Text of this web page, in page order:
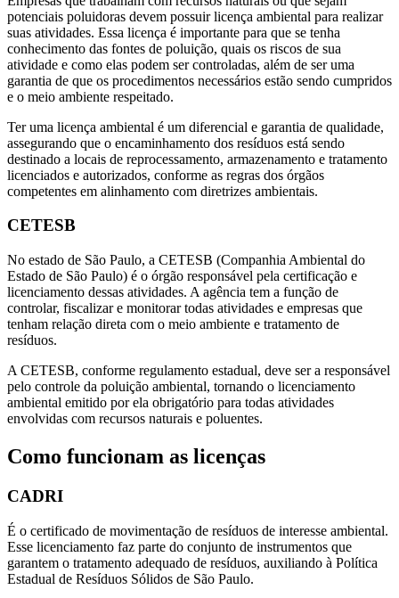
potenciais poluidoras devem possuir licença ambiental para realizar
suas atividades. Essa licença é importante para que se tenha
conhecimento das fontes de poluição, quais os riscos de sua
atividade e como elas podem ser controladas, além de ser uma
garantia de que os procedimentos necessários estão sendo cumpridos
e o meio ambiente respeitado.
Ter uma licença ambiental é um diferencial e garantia de qualidade,
assegurando que o encaminhamento dos resíduos está sendo
destinado a locais de reprocessamento, armazenamento e tratamento
licenciados e autorizados, conforme as regras dos órgãos
competentes em alinhamento com diretrizes ambientais.
CETESB
No estado de São Paulo, a CETESB (Companhia Ambiental do
Estado de São Paulo) é o órgão responsável pela certificação e
licenciamento dessas atividades. A agência tem a função de
controlar, fiscalizar e monitorar todas atividades e empresas que
tenham relação direta com o meio ambiente e tratamento de
resíduos.
A CETESB, conforme regulamento estadual, deve ser a responsável
pelo controle da poluição ambiental, tornando o licenciamento
ambiental emitido por ela obrigatório para todas atividades
envolvidas com recursos naturais e poluentes.
Como funcionam as licenças
CADRI
É o certificado de movimentação de resíduos de interesse ambiental.
Esse licenciamento faz parte do conjunto de instrumentos que
garantem o tratamento adequado de resíduos, auxiliando à Política
Estadual de Resíduos Sólidos de São Paulo.